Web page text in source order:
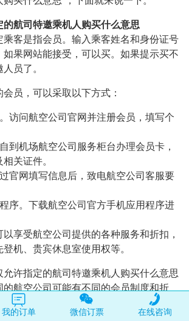
的航司特邀乘机人购买什么意思
乘客是指会员。输入乘客姓名和身份证号
如果网站能接受，可以买。如果提示买不
员了。
员，可以采取以下方式：
访问航空公司官网并注册会员，填写个
到机场航空公司服务柜台办理会员卡，
关证件。
官网填写信息后，致电航空公司客服要
序。下载航空公司官方手机应用程序进
享受航空公司提供的各种服务和折扣，
机、贵宾休息室使用权等。
允许指定的航司特邀乘机人购买什么意思
的航空公司可能有不同的会员制度和折
择之前有详细的了解。
我的订单 微信订票 在线咨询